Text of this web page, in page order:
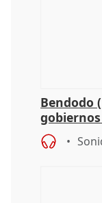
Bendodo
sobre los